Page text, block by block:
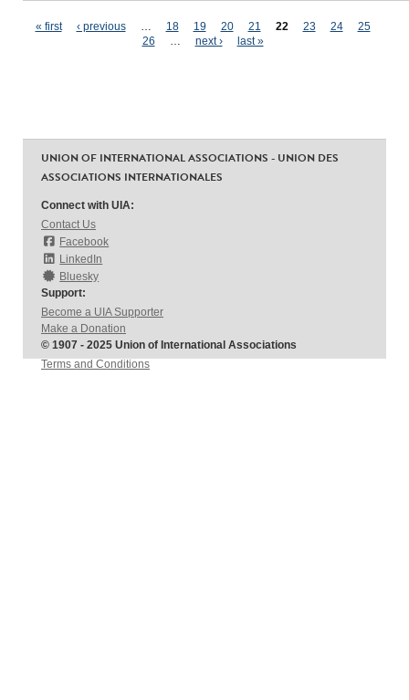
Pages
« first ‹ previous 18 19 20 21 22 23 24
25
26
next › last »
UNION OF INTERNATIONAL ASSOCIATIONS - UNION DES
ASSOCIATIONS INTERNATIONALES
Connect with UIA:
Contact Us
Facebook
LinkedIn
Bluesky
Support:
Become a UIA Supporter
Make a Donation
© 1907 - 2025 Union of International Associations
Terms and Conditions